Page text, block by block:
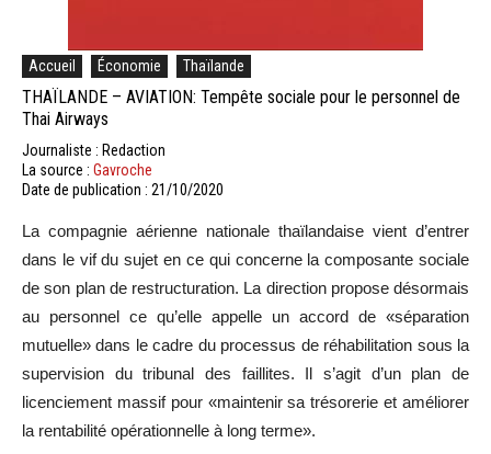
Accueil Économie Thaïlande
THAÏLANDE – AVIATION: Tempête sociale pour le personnel de
Thai Airways
Journaliste : Redaction
La source : Gavroche
Date de publication : 21/10/2020
La compagnie aérienne nationale thaïlandaise vient d’entrer
dans le vif du sujet en ce qui concerne la composante sociale
de son plan de restructuration. La direction propose désormais
au personnel ce qu’elle appelle un accord de «séparation
mutuelle» dans le cadre du processus de réhabilitation sous la
supervision du tribunal des faillites. Il s’agit d’un plan de
licenciement massif pour «maintenir sa trésorerie et améliorer
la rentabilité opérationnelle à long terme».